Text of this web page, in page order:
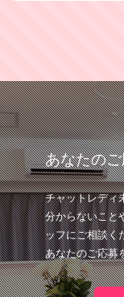
あなたの
チャットレディ
分からないこと
ッフにご相談く
あなたのご応募